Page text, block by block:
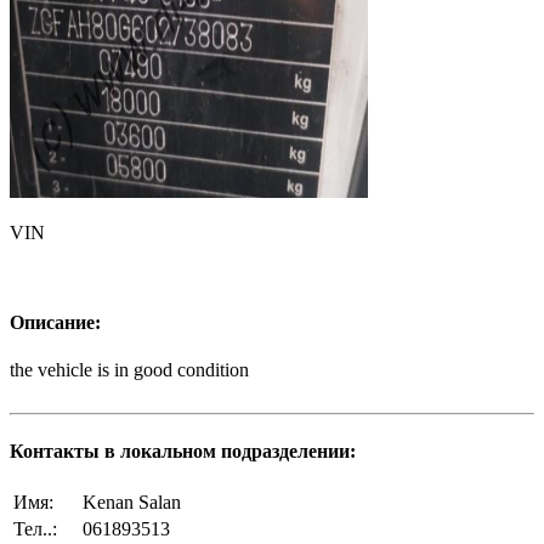
VIN
Описание:
the vehicle is in good condition
Контакты в локальном подразделении:
Имя:
Kenan Salan
Тел..:
061893513